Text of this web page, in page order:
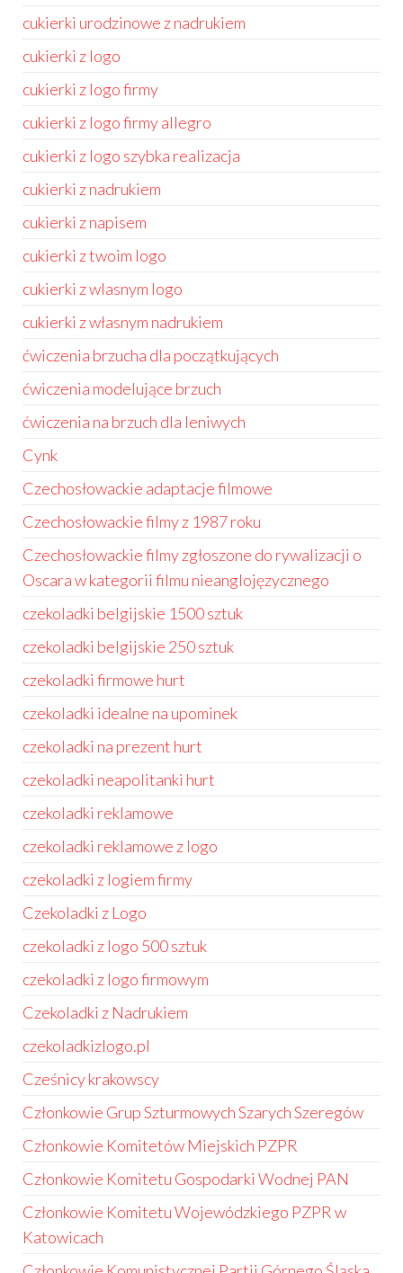
cukierki urodzinowe z nadrukiem
cukierki z logo
cukierki z logo firmy
cukierki z logo firmy allegro
cukierki z logo szybka realizacja
cukierki z nadrukiem
cukierki z napisem
cukierki z twoim logo
cukierki z wlasnym logo
cukierki z własnym nadrukiem
ćwiczenia brzucha dla początkujących
ćwiczenia modelujące brzuch
ćwiczenia na brzuch dla leniwych
Cynk
Czechosłowackie adaptacje filmowe
Czechosłowackie filmy z 1987 roku
Czechosłowackie filmy zgłoszone do rywalizacji o
Oscara w kategorii filmu nieanglojęzycznego
czekoladki belgijskie 1500 sztuk
czekoladki belgijskie 250 sztuk
czekoladki firmowe hurt
czekoladki idealne na upominek
czekoladki na prezent hurt
czekoladki neapolitanki hurt
czekoladki reklamowe
czekoladki reklamowe z logo
czekoladki z logiem firmy
Czekoladki z Logo
czekoladki z logo 500 sztuk
czekoladki z logo firmowym
Czekoladki z Nadrukiem
czekoladkizlogo.pl
Cześnicy krakowscy
Członkowie Grup Szturmowych Szarych Szeregów
Członkowie Komitetów Miejskich PZPR
Członkowie Komitetu Gospodarki Wodnej PAN
Członkowie Komitetu Wojewódzkiego PZPR w
Katowicach